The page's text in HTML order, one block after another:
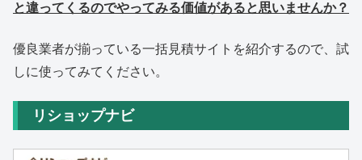
と違ってくるのでやってみる価値があると思いませんか？
優良業者が揃っている一括見積サイトを紹介するので、試
しに使ってみてください。
リショップナビ